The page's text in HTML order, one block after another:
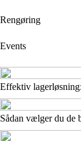
Rengøring
Events
Effektiv
Sådan vælger du de